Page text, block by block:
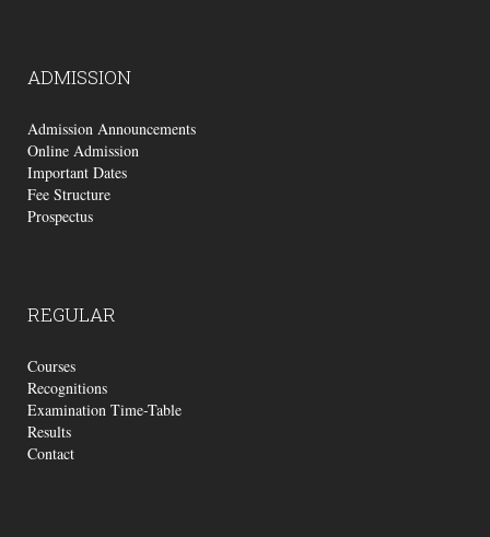
ADMISSION
Admission Announcements
Online Admission
Important Dates
Fee Structure
Prospectus
REGULAR
Courses
Recognitions
Examination Time-Table
Results
Contact